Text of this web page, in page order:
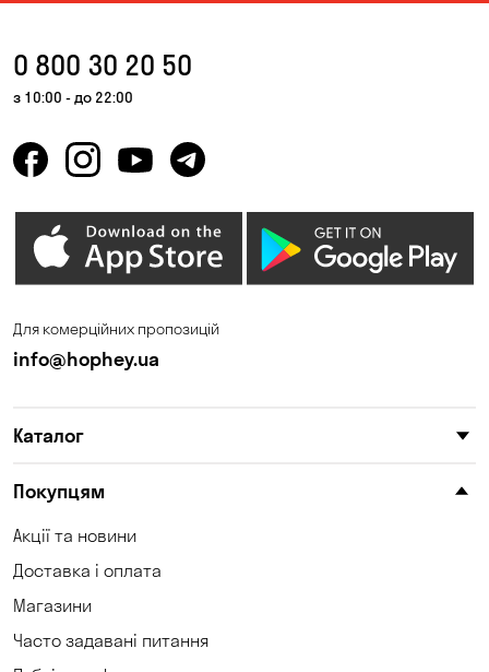
0 800 30 20 50
з 10:00 - до 22:00
Для комерційних пропозицій
info@hophey.ua
Каталог
Покупцям
Акції та новини
Доставка і оплата
Магазини
Часто задавані питання